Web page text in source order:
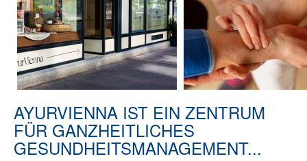
AYURVIENNA IST EIN ZENTRUM
FÜR GANZHEITLICHES
GESUNDHEITSMANAGEMENT...